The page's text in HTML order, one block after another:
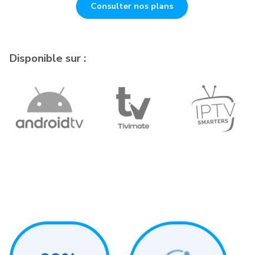
Consulter nos plans
Disponible sur :